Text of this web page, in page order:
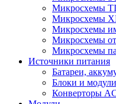
Микросхемы TI
Микросхемы
Микросхемы
Микросхемы
Микросхемы
Источники питания
Батареи,
Блоки и
Конверторы